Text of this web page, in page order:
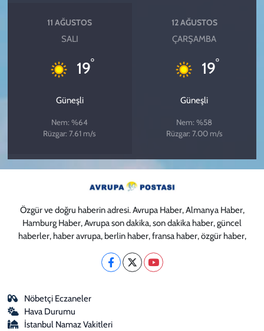
11 AĞUSTOS
SALI
19°
Güneşli
Nem: %64
Rüzgar: 7.61 m/s
12 AĞUSTOS
ÇARŞAMBA
19°
Güneşli
Nem: %58
Rüzgar: 7.00 m/s
Özgür ve doğru haberin adresi. Avrupa Haber, Almanya Haber,
Hamburg Haber, Avrupa son dakika, son dakika haber, güncel
haberler, haber avrupa, berlin haber, fransa haber, özgür haber,
Nöbetçi Eczaneler
Hava Durumu
İstanbul Namaz Vakitleri